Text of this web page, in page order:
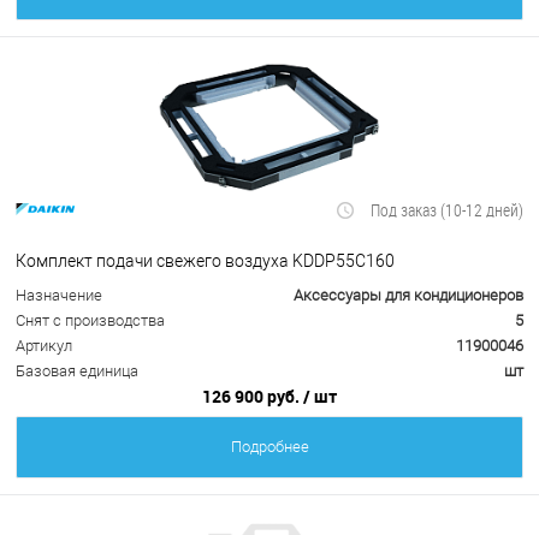
Под заказ (10-12 дней)
Комплект подачи свежего воздуха KDDP55C160
Назначение
Аксессуары для кондиционеров
Снят с производства
5
Артикул
11900046
Базовая единица
шт
126 900 руб. / шт
Подробнее